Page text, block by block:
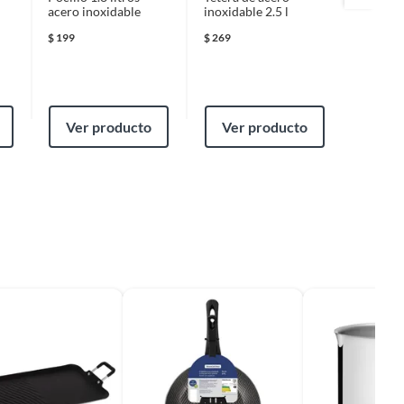
acero inoxidable
$ 199
Ver producto
inoxidable 2.5 l
$269
Ver producto